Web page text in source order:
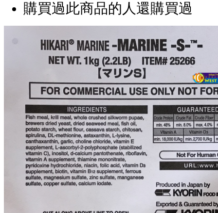
購買過此商品的人還購買過